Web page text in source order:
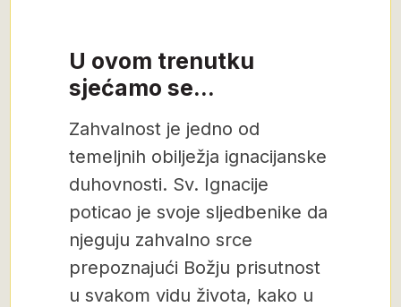
U ovom trenutku
sjećamo se...
Zahvalnost je jedno od
temeljnih obilježja ignacijanske
duhovnosti. Sv. Ignacije
poticao je svoje sljedbenike da
njeguju zahvalno srce
prepoznajući Božju prisutnost
u svakom vidu života, kako u